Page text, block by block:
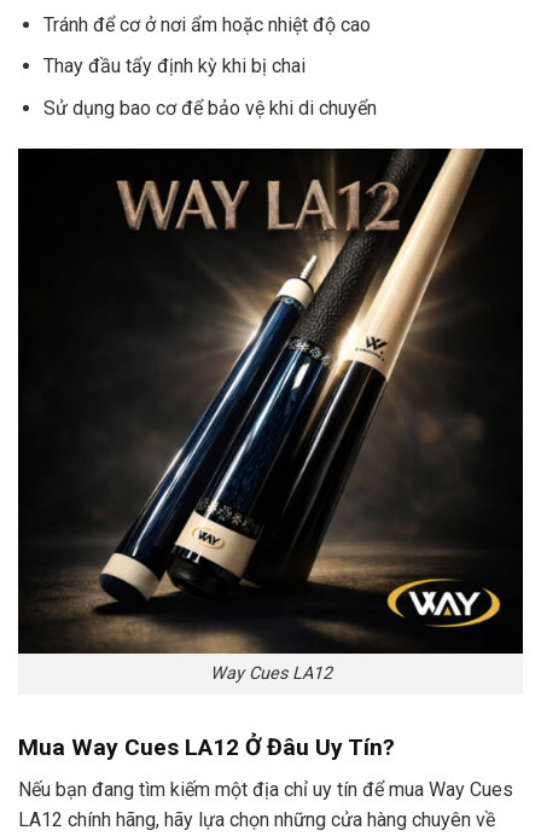
Tránh để cơ ở nơi ẩm hoặc nhiệt độ cao
Thay đầu tẩy định kỳ khi bị chai
Sử dụng bao cơ để bảo vệ khi di chuyển
Way Cues LA12
Mua Way Cues LA12 Ở Đâu Uy Tín?
Nếu bạn đang tìm kiếm một địa chỉ uy tín để mua Way Cues
LA12 chính hãng, hãy lựa chọn những cửa hàng chuyên về